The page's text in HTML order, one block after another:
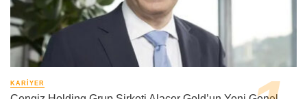
KARIYER